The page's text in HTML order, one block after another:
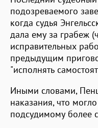
подозреваемого
когда судья
дала ему за грабеж
исправительных
предыдущим
"исполнять
Иными словами,
наказания, что
подсудимому более